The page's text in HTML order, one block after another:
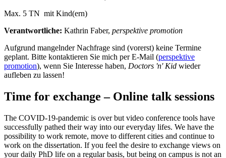
Max. 5 TN mit Kind(ern)
Verantwortliche: Kathrin Faber, perspektive promotion
Aufgrund mangelnder Nachfrage sind (vorerst) keine Termine
geplant. Bitte kontaktieren Sie mich per E-Mail (perspektive
promotion), wenn Sie Interesse haben, Doctors 'n' Kid wieder
aufleben zu lassen!
Time for exchange – Online talk sessions
The COVID-19-pandemic is over but video conference tools have
successfully pathed their way into our everyday lifes. We have the
possibility to work remote, move to different cities and continue to
work on the dissertation. If you feel the desire to exchange views on
your daily PhD life on a regular basis, but being on campus is not an